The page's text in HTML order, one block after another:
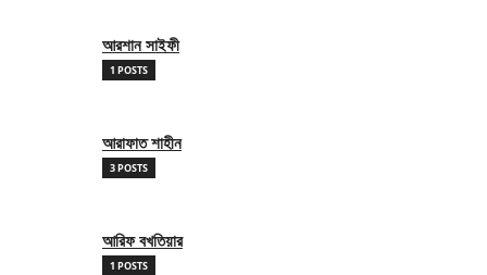
আরশান সাইফী
1 POSTS
আরাফাত শাহীন
3 POSTS
আরিফ বখতিয়ার
1 POSTS